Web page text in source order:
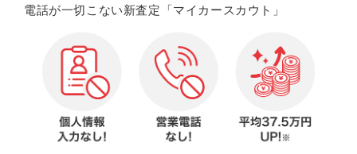
電話が一切こない新査定「マイカースカウト」